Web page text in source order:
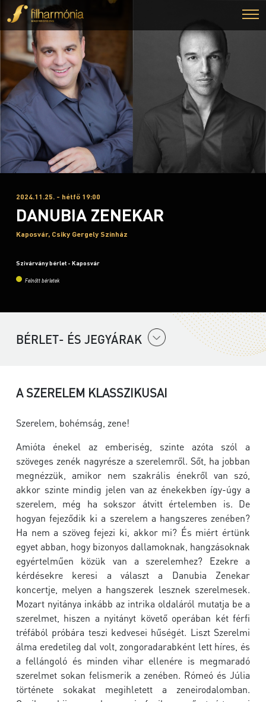
2024.11.25. - hétfő 19:00
DANUBIA ZENEKAR
Kaposvár, Csiky Gergely Színház
Szivárvány bérlet - Kaposvár
Felnőtt bérletek
BÉRLET- ÉS JEGYÁRAK
A SZERELEM KLASSZIKUSAI
Szerelem, bohémság, zene!
Amióta énekel az emberiség, szinte azóta szól a
szöveges zenék nagyrésze a szerelemről. Sőt, ha jobban
megnézzük, amikor nem szakrális énekről van szó,
akkor szinte mindig jelen van az énekekben így-úgy a
szerelem, még ha sokszor átvitt értelemben is. De
hogyan fejeződik ki a szerelem a hangszeres zenében?
Ha nem a szöveg fejezi ki, akkor mi? És miért értünk
egyet abban, hogy bizonyos dallamoknak, hangzásoknak
egyértelműen közük van a szerelemhez? Ezekre a
kérdésekre keresi a választ a Danubia Zenekar
koncertje, melyen a hangszerek lesznek szerelmesek.
Mozart nyitánya inkább az intrika oldaláról mutatja be a
szerelmet, hiszen a nyitányt követő operában két férfi
tréfából próbára teszi kedvesei hűségét. Liszt Szerelmi
álma eredetileg dal volt, zongoradarabként lett híres, és
a fellángoló és minden vihar ellenére is megmaradó
szerelmet sokan felismerik a zenében. Rómeó és Júlia
története sokakat megihletett a zeneirodalomban.